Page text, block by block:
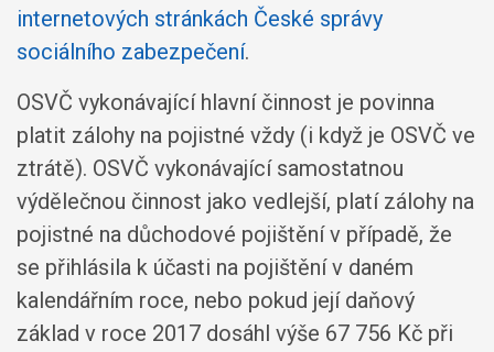
internetových stránkách České správy
sociálního zabezpečení.
OSVČ vykonávající hlavní činnost je povinna
platit zálohy na pojistné vždy (i když je OSVČ ve
ztrátě). OSVČ vykonávající samostatnou
výdělečnou činnost jako vedlejší, platí zálohy na
pojistné na důchodové pojištění v případě, že
se přihlásila k účasti na pojištění v daném
kalendářním roce, nebo pokud její daňový
základ v roce 2017 dosáhl výše 67 756 Kč při